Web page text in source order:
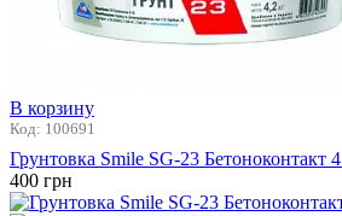
В корзину
Код: 100691